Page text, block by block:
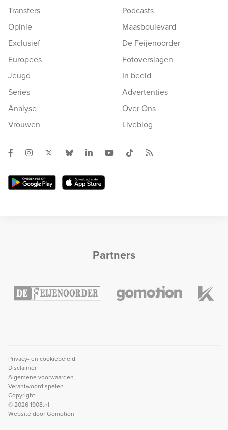
Transfers
Opinie
Exclusief
Europees
Jeugd
Series
Analyse
Vrouwen
Podcasts
Maasboulevard
De Feijenoorder
Fotoverslagen
In beeld
Advertenties
Over Ons
Liveblog
Partners
Privacy- en cookiebeleid
Disclaimer
Algemene voorwaarden
Verantwoord spelen
Copyright
© 2026 1908.nl
Website doorGomotion